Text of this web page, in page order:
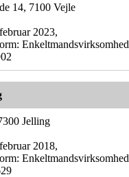
14, 7100 Vejle
2023,
Enkeltmandsvirksomhed
Jelling
2018,
Enkeltmandsvirksomhed